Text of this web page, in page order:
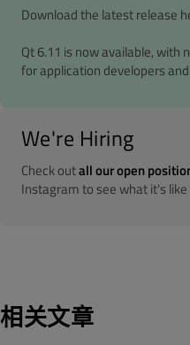
Download the latest release
Qt 6.11 is now available,
for application developers
We're Hiring
Check outall our open
Instagram to see what it's
相关文章